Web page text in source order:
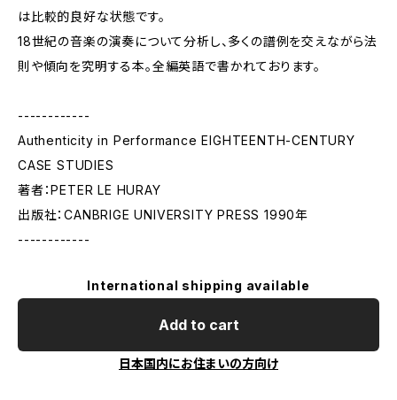
は比較的良好な状態です。
18世紀の音楽の演奏について分析し、多くの譜例を交えながら法
則や傾向を究明する本。全編英語で書かれております。
------------
Authenticity in Performance EIGHTEENTH-CENTURY
CASE STUDIES
著者：PETER LE HURAY
出版社：CANBRIGE UNIVERSITY PRESS 1990年
------------
International shipping available
Add to cart
日本国内にお住まいの方向け